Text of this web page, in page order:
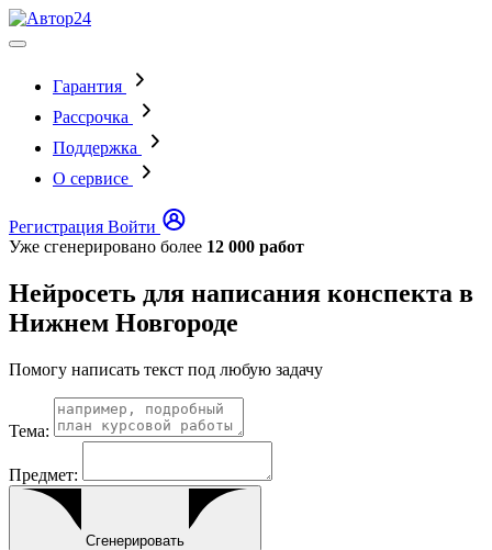
Гарантия
Рассрочка
Поддержка
О сервисе
Регистрация Войти
Уже сгенерировано более 12 000 работ
Нейросеть для написания конспекта в
Нижнем Новгороде
Помогу написать текст под любую задачу
Тема:
Предмет:
Сгенерировать